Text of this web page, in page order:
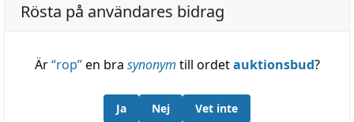
Rösta på användares bidrag
Är“rop”en bra synonym till ordetauktionsbud?
Ja Nej Vet inte